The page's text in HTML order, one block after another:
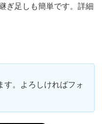
ぎ足しも簡単です。詳細
す。よろしければフォ